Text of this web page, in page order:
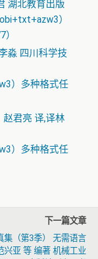
湖北教育出版
）
淼 四川科学技
）多种格式任
赵君亮 译,译林
）多种格式任
下一篇文章
集（第3季） 无需语言
兴亚 等 编著 机械工业